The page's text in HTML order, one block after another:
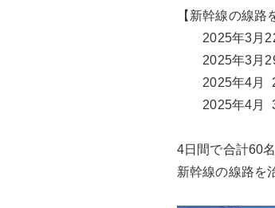
【新幹線の線路
2025年3月22
2025年3月29
2025年4月  2
2025年4月  3
4日間で合計60
新幹線の線路を